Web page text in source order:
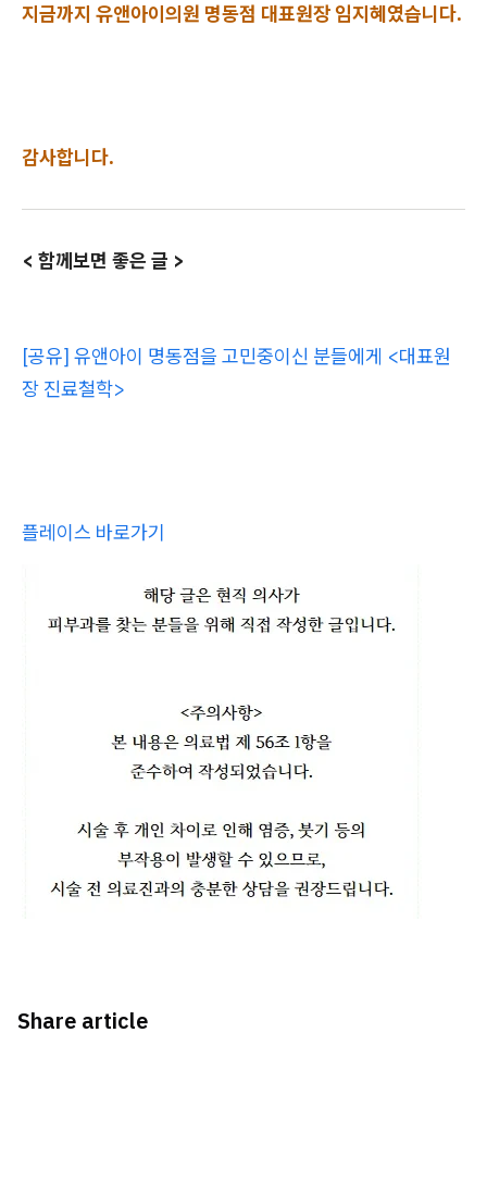
지금까지 유앤아이의원 명동점 대표원장 임지혜였습니다.
감사합니다.
< 함께보면 좋은 글 >
[공유] 유앤아이 명동점을 고민중이신 분들에게 <대표원
장 진료철학>
플레이스 바로가기
Share article